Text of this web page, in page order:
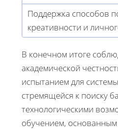
Поддержка способов
креативности и
В конечном итоге
академической
испытанием для
стремящейся к поиску
технологическими
обучением,